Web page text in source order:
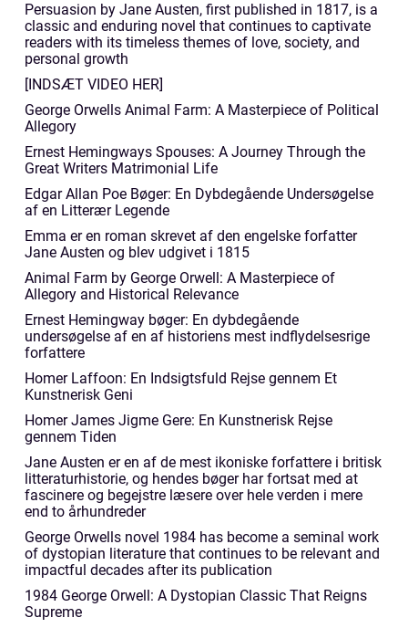
Persuasion by Jane Austen, first published in 1817, is a
classic and enduring novel that continues to captivate
readers with its timeless themes of love, society, and
personal growth
[INDSÆT VIDEO HER]
George Orwells Animal Farm: A Masterpiece of Political
Allegory
Ernest Hemingways Spouses: A Journey Through the
Great Writers Matrimonial Life
Edgar Allan Poe Bøger: En Dybdegående Undersøgelse
af en Litterær Legende
Emma er en roman skrevet af den engelske forfatter
Jane Austen og blev udgivet i 1815
Animal Farm by George Orwell: A Masterpiece of
Allegory and Historical Relevance
Ernest Hemingway bøger: En dybdegående
undersøgelse af en af historiens mest indflydelsesrige
forfattere
Homer Laffoon: En Indsigtsfuld Rejse gennem Et
Kunstnerisk Geni
Homer James Jigme Gere: En Kunstnerisk Rejse
gennem Tiden
Jane Austen er en af de mest ikoniske forfattere i britisk
litteraturhistorie, og hendes bøger har fortsat med at
fascinere og begejstre læsere over hele verden i mere
end to århundreder
George Orwells novel 1984 has become a seminal work
of dystopian literature that continues to be relevant and
impactful decades after its publication
1984 George Orwell: A Dystopian Classic That Reigns
Supreme